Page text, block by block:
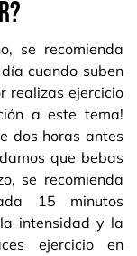
se recomienda
cuando suben
realizas ejercicio
a este tema!
dos horas antes
que bebas
se recomienda
15 minutos
intensidad y la
ejercicio en